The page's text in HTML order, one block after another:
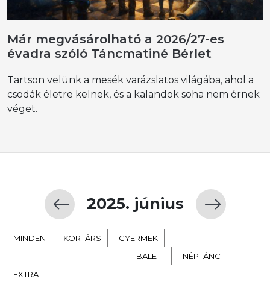
Már megvásárolható a 2026/27-es
évadra szóló Táncmatiné Bérlet
Tartson velünk a mesék varázslatos világába, ahol a
csodák életre kelnek, és a kalandok soha nem érnek
véget.
2025. június
MINDEN KORTÁRS
GYERMEK
BALETT
NÉPTÁNC
EXTRA